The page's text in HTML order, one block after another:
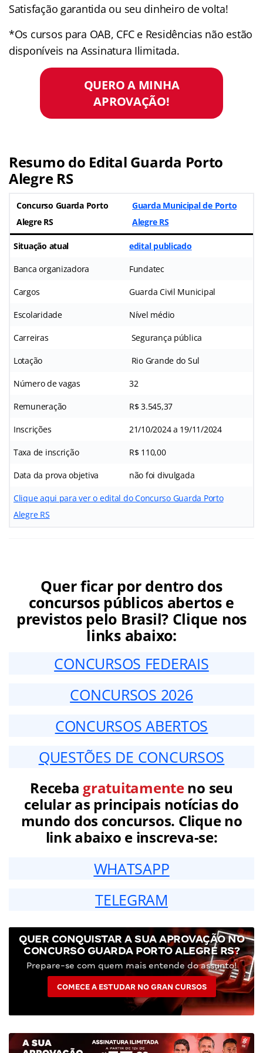
Satisfação garantida ou seu dinheiro de volta!
*Os cursos para OAB, CFC e Residências não estão
disponíveis na Assinatura Ilimitada.
QUERO A MINHA
APROVAÇÃO!
Resumo do Edital Guarda Porto
Alegre RS
Concurso Guarda Porto
Alegre RS
Guarda Municipal de Porto
Alegre RS
Situação atual edital publicado
Banca organizadora Fundatec
Cargos Guarda Civil Municipal
Escolaridade Nível médio
Carreiras Segurança pública
Lotação Rio Grande do Sul
Número de vagas 32
Remuneração R$ 3.545,37
Inscrições 21/10/2024 a 19/11/2024
Taxa de inscrição R$ 110,00
Data da prova objetiva não foi divulgada
Clique aqui para ver o edital do Concurso Guarda Porto
Alegre RS
Quer ficar por dentro dos
concursos públicos abertos e
previstos pelo Brasil? Clique nos
links abaixo:
CONCURSOS FEDERAIS
CONCURSOS 2026
CONCURSOS ABERTOS
QUESTÕES DE CONCURSOS
Receba gratuitamenteno seu
celular as principais notícias do
mundo dos concursos. Clique no
link abaixo e inscreva-se:
WHATSAPP
TELEGRAM
QUER CONQUISTAR A SUA APROVAÇÃO NO
CONCURSO GUARDA PORTO ALEGRE RS?
Prepare-se com quem mais entende do assunto!
COMECE A ESTUDAR NO GRAN CURSOS